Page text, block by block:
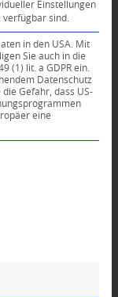
in der
Uhr |
Einstellungen
sind.
in den USA. Mit
Sie auch in die
(1) lit. a GDPR ein.
Datenschutz
Gefahr, dass US-
eine
für die